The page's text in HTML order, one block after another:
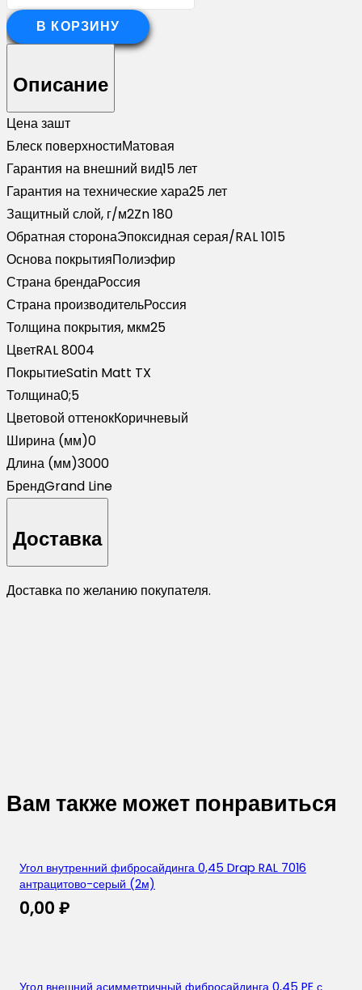
Угол
внешний
фибросайдинга
0,5
Satin
Matt
TX
RAL
8004
терракота
(3м)
В КОРЗИНУ
Описание
Цена зашт
Блеск поверхностиМатовая
Гарантия на внешний вид15 лет
Гарантия на технические хара25 лет
Защитный слой, г/м2Zn 180
Обратная сторонаЭпоксидная серая/RAL 1015
Основа покрытияПолиэфир
Страна брендаРоссия
Страна производительРоссия
Толщина покрытия, мкм25
ЦветRAL 8004
ПокрытиеSatin Matt TX
Толщина0;5
Цветовой оттенокКоричневый
Ширина (мм)0
Длина (мм)3000
БрендGrand Line
Доставка
Доставка по желанию покупателя.
Вам также может понравиться
Угол внутренний фибросайдинга 0,45 Drap RAL 7016
антрацитово-серый (2м)
0,00 ₽
Угол внешний асимметричный фибросайдинга 0,45 PE с